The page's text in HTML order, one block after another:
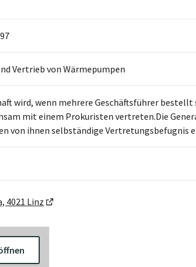
Vertrieb von Wärmepumpen
wird, wenn mehrere Geschäftsführer
mit einem Prokuristen vertreten.Die
von ihnen selbständige Vertretungsbefugnis
4021 Linz